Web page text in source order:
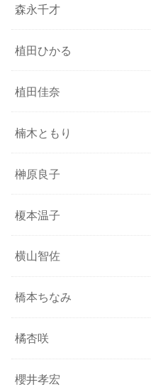
森永千才
植田ひかる
植田佳奈
楠木ともり
榊原良子
榎本温子
横山智佐
橋本ちなみ
橘杏咲
櫻井孝宏